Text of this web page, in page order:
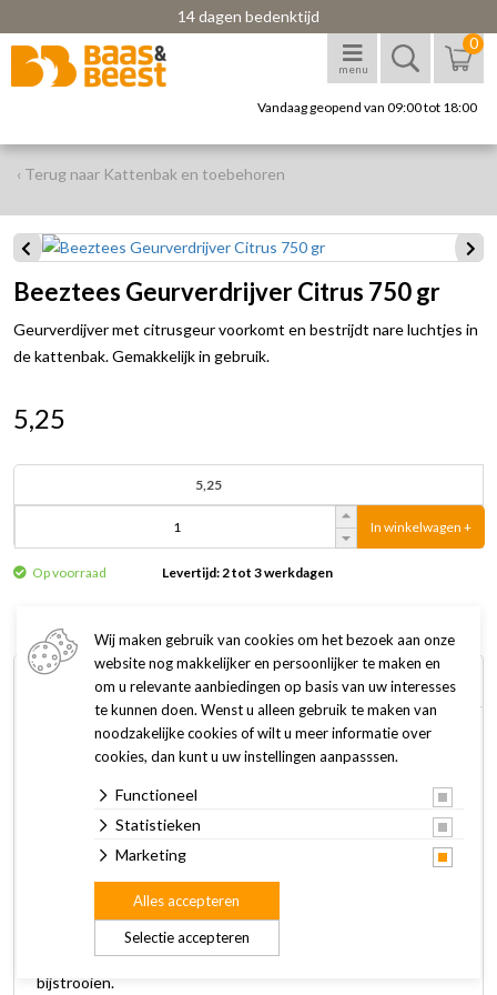
14 dagen bedenktijd
menu
0
Vandaag geopend van 09:00 tot 18:00
‹ Terug naar Kattenbak en toebehoren
Beeztees Geurverdrijver Citrus 750 gr
Geurverdijver met citrusgeur voorkomt en bestrijdt nare luchtjes in
de kattenbak. Gemakkelijk in gebruik.
5,25
5,25
In winkelwagen +
Op voorraad Levertijd: 2 tot 3 werkdagen
Omschrijving Specificaties
Met de Beeztees Geurverdrijver Citrus worden nare geurtjes
in de kattenbak voorkomen en bestreden. Door toevoeging
van micro organismes, wordt de ammoniakgeur
geneutraliseerd.
geurverdrijver gelijkmatig over de bodem van de kattenbak
en vul deze vervolgens met kattengrit. Tussen de
verschoningen van de kattenbak door, kun je altijd
bijstrooien.
Wij maken gebruik van cookies om het bezoek aan onze
website nog makkelijker en persoonlijker te maken en
om u relevante aanbiedingen op basis van uw interesses
te kunnen doen. Wenst u alleen gebruik te maken van
noodzakelijke cookies of wilt u meer informatie over
cookies, dan kunt u uw instellingen aanpasssen.
Functioneel
Statistieken
Marketing
Selectie accepteren
Alles accepteren